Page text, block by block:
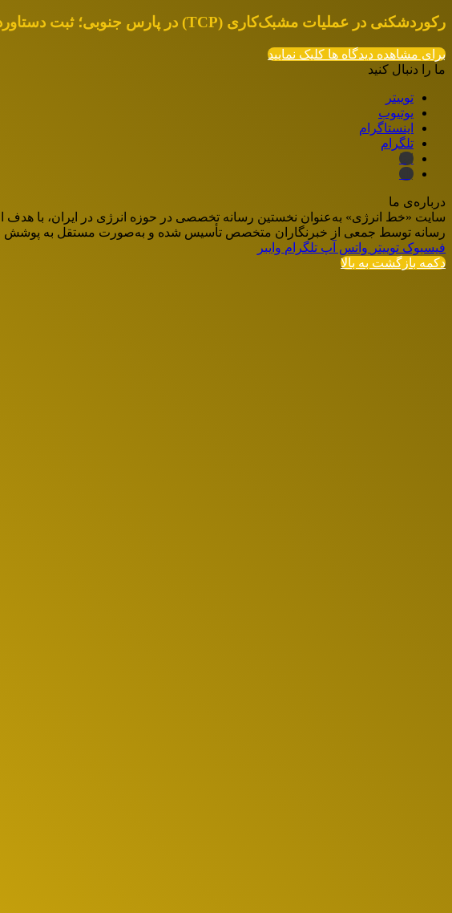
رکوردشکنی در عملیات مشبک‌کاری (TCP) در پارس جنوبی؛ ثبت دستاورد بی‌سابقه در صنعت حفاری کشور
برای مشاهده دیدگاه ها کلیک نمایید
ما را دنبال کنید
توییتر
یوتیوب
اینستاگرام
تلگرام
ایتا
بله
درباره‌ی ما
سایت «خط انرژی» به‌عنوان نخستین رسانه تخصصی در حوزه انرژی در ایران، با هدف
رسانه توسط جمعی از خبرنگاران متخصص تأسیس شده و به‌صورت مستقل به پوشش
فیسبوک توییتر واتس آپ تلگرام وایبر
دکمه بازگشت به بالا